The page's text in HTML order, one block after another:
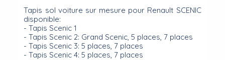
Tapis sol voiture sur mesure pour Renault SCENIC
disponible:
- Tapis Scenic 1
- Tapis Scenic 2: Grand Scenic, 5 places, 7 places
- Tapis Scenic 3: 5 places, 7 places
- Tapis Scenic 4: 5 places, 7 places